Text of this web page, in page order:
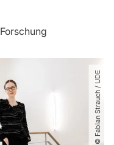
Forschung
© Fabian Strauch ​/​ UDE